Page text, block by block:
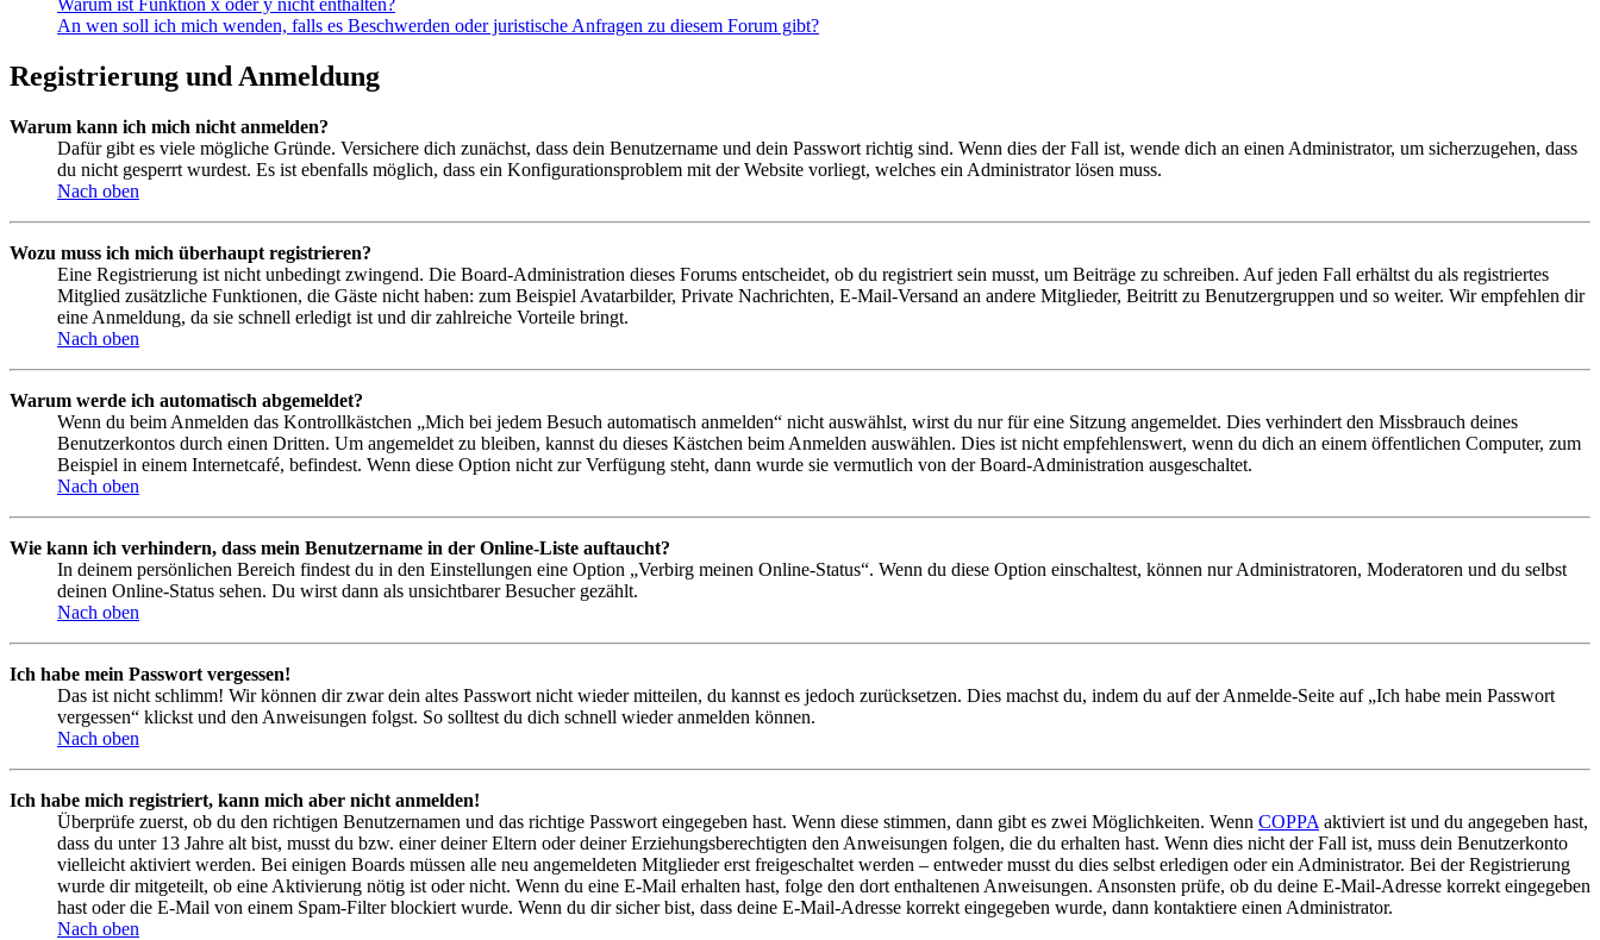
An wen soll ich mich wenden, falls es Beschwerden oder juristische Anfragen zu diesem Forum gibt?
Registrierung und Anmeldung
Warum kann ich mich nicht anmelden?
Dafür gibt es viele mögliche Gründe. Versichere dich zunächst, dass dein Benutzername und dein Passwort richtig sind. Wenn dies der Fall ist, wende dich an einen Administrator, um sicherzugehen, dass
du nicht gesperrt wurdest. Es ist ebenfalls möglich, dass ein Konfigurationsproblem mit der Website vorliegt, welches ein Administrator lösen muss.
Nach oben
Wozu muss ich mich überhaupt registrieren?
Eine Registrierung ist nicht unbedingt zwingend. Die Board-Administration dieses Forums entscheidet, ob du registriert sein musst, um Beiträge zu schreiben. Auf jeden Fall erhältst du als registriertes
Mitglied zusätzliche Funktionen, die Gäste nicht haben: zum Beispiel Avatarbilder, Private Nachrichten, E-Mail-Versand an andere Mitglieder, Beitritt zu Benutzergruppen und so weiter. Wir empfehlen dir
eine Anmeldung, da sie schnell erledigt ist und dir zahlreiche Vorteile bringt.
Nach oben
Warum werde ich automatisch abgemeldet?
Wenn du beim Anmelden das Kontrollkästchen „Mich bei jedem Besuch automatisch anmelden“ nicht auswählst, wirst du nur für eine Sitzung angemeldet. Dies verhindert den Missbrauch deines
Benutzerkontos durch einen Dritten. Um angemeldet zu bleiben, kannst du dieses Kästchen beim Anmelden auswählen. Dies ist nicht empfehlenswert, wenn du dich an einem öffentlichen Computer, zum
Beispiel in einem Internetcafé, befindest. Wenn diese Option nicht zur Verfügung steht, dann wurde sie vermutlich von der Board-Administration ausgeschaltet.
Nach oben
Wie kann ich verhindern, dass mein Benutzername in der Online-Liste auftaucht?
In deinem persönlichen Bereich findest du in den Einstellungen eine Option „Verbirg meinen Online-Status“. Wenn du diese Option einschaltest, können nur Administratoren, Moderatoren und du selbst
deinen Online-Status sehen. Du wirst dann als unsichtbarer Besucher gezählt.
Nach oben
Ich habe mein Passwort vergessen!
Das ist nicht schlimm! Wir können dir zwar dein altes Passwort nicht wieder mitteilen, du kannst es jedoch zurücksetzen. Dies machst du, indem du auf der Anmelde-Seite auf „Ich habe mein Passwort
vergessen“ klickst und den Anweisungen folgst. So solltest du dich schnell wieder anmelden können.
Nach oben
Ich habe mich registriert, kann mich aber nicht anmelden!
Überprüfe zuerst, ob du den richtigen Benutzernamen und das richtige Passwort eingegeben hast. Wenn diese stimmen, dann gibt es zwei Möglichkeiten. Wenn COPPA aktiviert ist und du angegeben hast,
dass du unter 13 Jahre alt bist, musst du bzw. einer deiner Eltern oder deiner Erziehungsberechtigten den Anweisungen folgen, die du erhalten hast. Wenn dies nicht der Fall ist, muss dein Benutzerkonto
vielleicht aktiviert werden. Bei einigen Boards müssen alle neu angemeldeten Mitglieder erst freigeschaltet werden – entweder musst du dies selbst erledigen oder ein Administrator. Bei der Registrierung
wurde dir mitgeteilt, ob eine Aktivierung nötig ist oder nicht. Wenn du eine E-Mail erhalten hast, folge den dort enthaltenen Anweisungen. Ansonsten prüfe, ob du deine E-Mail-Adresse korrekt eingegeben
hast oder die E-Mail von einem Spam-Filter blockiert wurde. Wenn du dir sicher bist, dass deine E-Mail-Adresse korrekt eingegeben wurde, dann kontaktiere einen Administrator.
Nach oben